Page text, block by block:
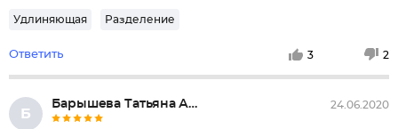
Удлиняющая Разделение
Ответить 3 2
Б
Барышева Татьяна Алексеевна, О... 24.06.2020